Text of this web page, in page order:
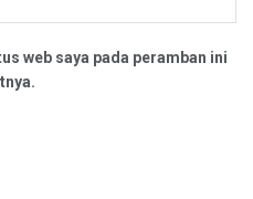
web saya pada peramban ini